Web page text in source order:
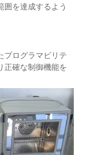
囲を達成するよう
プログラマビリテ
正確な制御機能を